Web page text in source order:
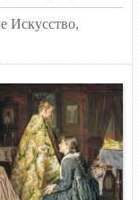
Искусство,